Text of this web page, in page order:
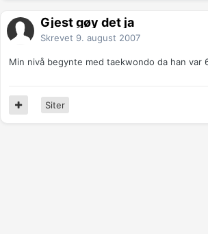
Gjest gøy det ja
Skrevet 9. august 2007
Min nivå begynte med taekwondo da han var
Siter